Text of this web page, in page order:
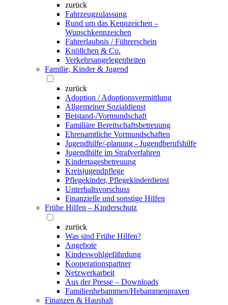
zurück
Fahrzeugzulassung
Rund um das Kennzeichen –
Wunschkennzeichen
Fahrerlaubnis / Führerschein
Knöllchen & Co.
Verkehrsangelegenheiten
Familie, Kinder & Jugend
zurück
Adoption / Adoptionsvermittlung
Allgemeiner Sozialdienst
Beistand-/Vormundschaft
Familiäre Bereitschaftsbetreuung
Ehrenamtliche Vormundschaften
Jugendhilfe/-planung - Jugendberufshilfe
Jugendhilfe im Strafverfahren
Kindertagesbetreuung
Kreisjugendpflege
Pflegekinder, Pflegekinderdienst
Unterhaltsvorschuss
Finanzielle und sonstige Hilfen
Frühe Hilfen – Kinderschutz
zurück
Was sind Frühe Hilfen?
Angebote
Kindeswohlgefährdung
Kooperationspartner
Netzwerkarbeit
Aus der Presse – Downloads
Familienhebammen/Hebammenpraxen
Finanzen & Haushalt